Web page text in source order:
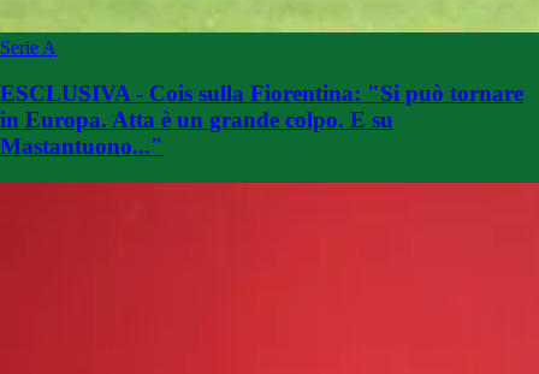
Serie A
ESCLUSIVA - Cois sulla Fiorentina: "Si può tornare
in Europa. Atta è un grande colpo. E su
Mastantuono..."